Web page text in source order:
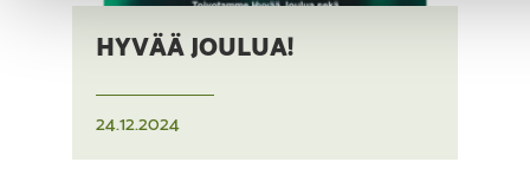
HYVÄÄ JOULUA!
24.12.2024